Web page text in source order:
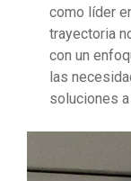
como líder
trayectoria
con un
las
soluciones a